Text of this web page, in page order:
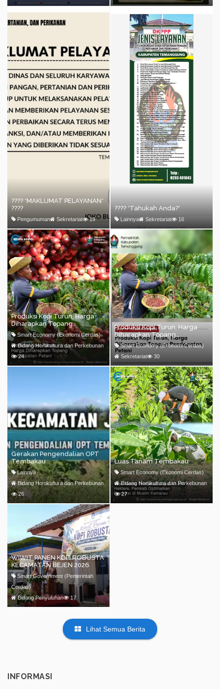
???? *MAKLUMAT PELAYANAN*
????
Pengumuman Sekretariat 19
???? *Tahukah Anda?*
Lainnya Sekretariat 16
Produksi Kopi Turun, Harga
Diharapkan Topang
Pendapatan Petani
Smart Economy (Ekonomi Cerdas)
Bidang Hortikultura dan Perkebunan
24
Produksi Kopi Turun, Harga
Diharapkan Topang
Pendapatan Petani
Smart Economy (Ekonomi Cerdas)
Sekretariat
30
Gerakan Pengendalian OPT
Tembakau
Lainnya
Bidang Hortikultura dan Perkebunan
26
Luas Tanam Tembakau
Smart Economy (Ekonomi Cerdas)
Bidang Hortikultura dan Perkebunan
27
WIWIT PANEN KOPI ROBUSTA
KECAMATAN BEJEN 2026
Smart Government (Pemerintah
Cerdas)
Bidang Penyuluhan
17
Lihat Semua Berita
INFORMASI